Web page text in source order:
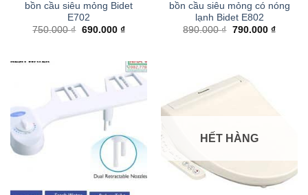
bồn cầu siêu mỏng Bidet
E702
750.000₫ Giá
690.000 ₫Giá
690.000 ₫.
bồn cầu siêu mỏng có nóng
lạnh Bidet E802
890.000₫ Giá
790.000 ₫Giá
HẾT HÀNG